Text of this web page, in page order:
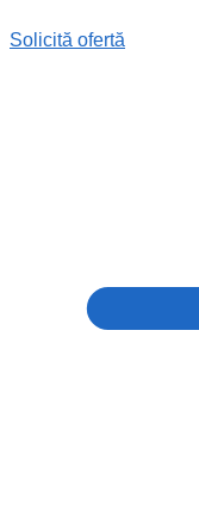
Solicită ofertă